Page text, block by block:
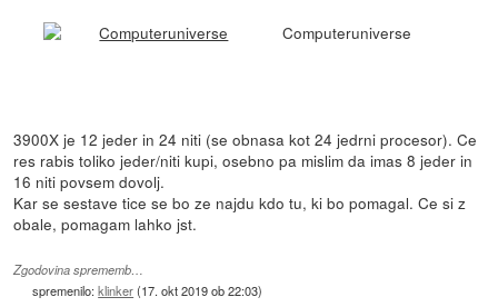
Computeruniverse
3900X je 12 jeder in 24 niti (se obnasa kot 24 jedrni procesor). Ce
res rabis toliko jeder/niti kupi, osebno pa mislim da imas 8 jeder in
16 niti povsem dovolj.
Kar se sestave tice se bo ze najdu kdo tu, ki bo pomagal. Ce si z
obale, pomagam lahko jst.
Zgodovina sprememb…
spremenilo:klinker(17. okt 2019 ob 22:03)